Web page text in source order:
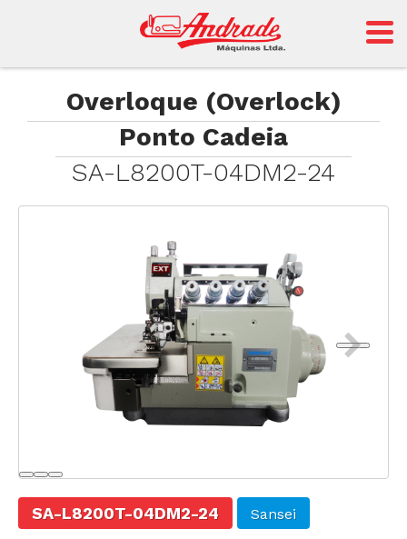
Andrade
Sansei
Overloque (Overlock)
Ponto Cadeia
SA-L8200T-04DM2-24
SA-L8200T-04DM2-24 Sansei